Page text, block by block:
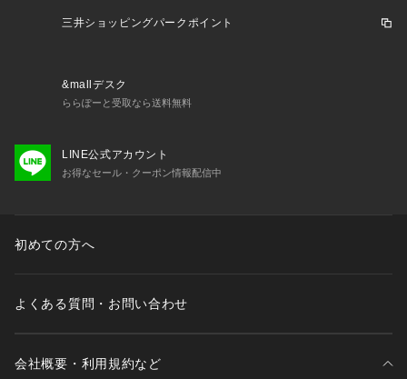
三井ショッピングパークポイント
&mallデスク
ららぽーと受取なら送料無料
LINE公式アカウント
お得なセール・クーポン情報配信中
初めての方へ
よくある質問・お問い合わせ
会社概要・利用規約など